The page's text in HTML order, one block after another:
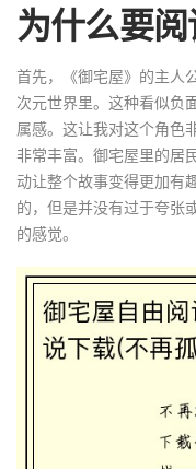
为什么要
首先，《御宅屋》的主人
次元世界里。这种看似负
属感。这让我对这个角色
非常丰富。御宅屋里的居
动让整个故事变得更加有
的，但是并没有过于夸张
的感觉。